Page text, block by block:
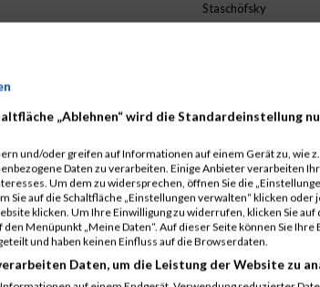
Staschöfsky
Hermann
Lehmbruck
Eim
Flügge
Voß
Halberstadt
„Ablehnen“ wird die Standardeinstellung
und/oder greifen auf Informationen auf einem Gerät zu, wie
Daten zu verarbeiten. Einige Anbieter verarbeiten
Um dem zu widersprechen, öffnen Sie die
Sie auf die Schaltfläche „Einstellungen verwalten“ klicken
klicken. Um Ihre Einwilligung zu widerrufen, klicken Sie
den Menüpunkt „Meine Daten“. Auf dieser Seite können Sie
und haben keinen Einfluss auf die Browserdaten.
Daten, um die Leistung der Website zu